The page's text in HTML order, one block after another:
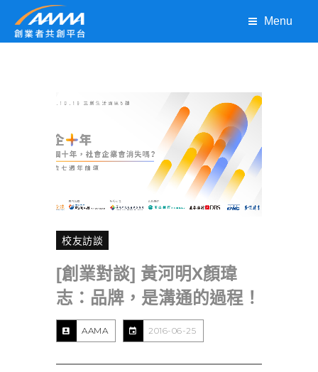
Menu
校友訪談
[創業對談] 黃河明X顏瑋
志：品牌，是溝通的過程！
AAMA 2016-06-25